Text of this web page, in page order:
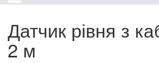
Датчик рівня з
2 м